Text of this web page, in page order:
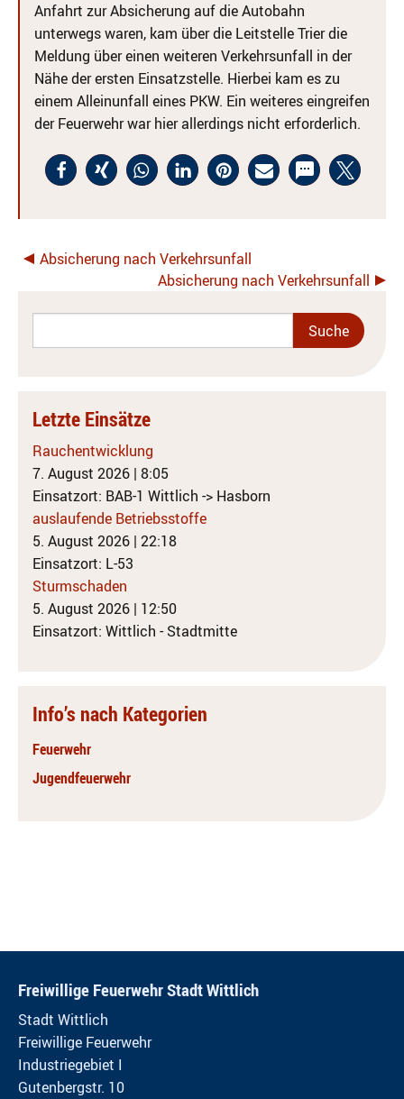
Anfahrt zur Absicherung auf die Autobahn
unterwegs waren, kam über die Leitstelle Trier die
Meldung über einen weiteren Verkehrsunfall in der
Nähe der ersten Einsatzstelle. Hierbei kam es zu
einem Alleinunfall eines PKW. Ein weiteres eingreifen
der Feuerwehr war hier allerdings nicht erforderlich.
Absicherung nach Verkehrsunfall
Absicherung nach Verkehrsunfall
Letzte Einsätze
Rauchentwicklung
7. August 2026 | 8:05
Einsatzort: BAB-1 Wittlich -> Hasborn
auslaufende Betriebsstoffe
5. August 2026 | 22:18
Einsatzort: L-53
Sturmschaden
5. August 2026 | 12:50
Einsatzort: Wittlich - Stadtmitte
Info’s nach Kategorien
Feuerwehr
Jugendfeuerwehr
Freiwillige Feuerwehr Stadt Wittlich
Stadt Wittlich
Freiwillige Feuerwehr
Industriegebiet I
Gutenbergstr. 10